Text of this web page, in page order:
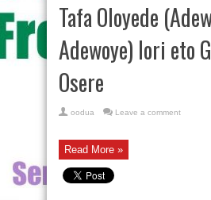
Tafa Oloyede
Adewoye) lori eto
Osere
oodua Leave a comment
Read More »